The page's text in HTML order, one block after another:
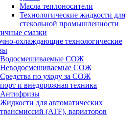
Масла теплоносители
Технологические жидкости для
стекольной промышленности
смазки
охлаждающие технологические
Водосмешиваемые СОЖ
Неводосмешиваемые СОЖ
Средства по уходу за СОЖ
и внедорожная техника
Антифризы
Жидкости для автоматических
трансмиссий (ATF), вариаторов